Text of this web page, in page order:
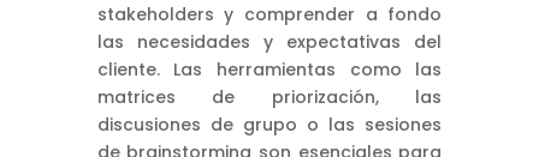
stakeholders y comprender a fondo
las necesidades y expectativas del
cliente. Las herramientas como las
matrices de priorización, las
discusiones de grupo o las sesiones
de brainstorming son esenciales para